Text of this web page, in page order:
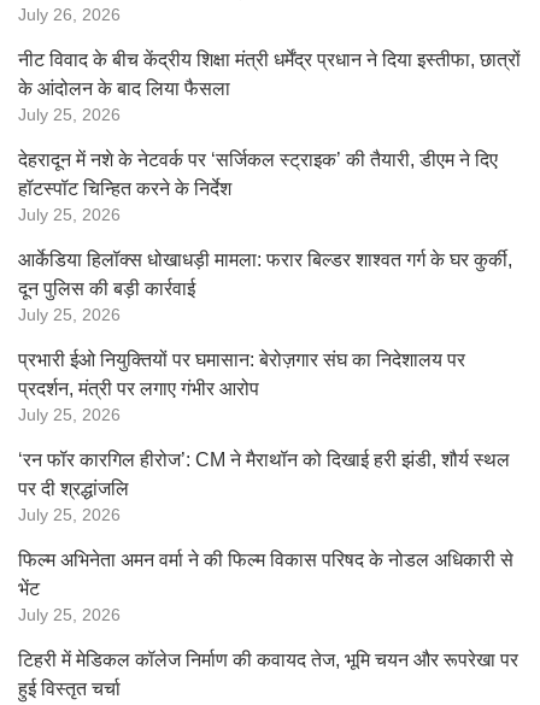
July 26, 2026
नीट विवाद के बीच केंद्रीय शिक्षा मंत्री धर्मेंद्र प्रधान ने दिया इस्तीफा, छात्रों
के आंदोलन के बाद लिया फैसला
July 25, 2026
देहरादून में नशे के नेटवर्क पर ‘सर्जिकल स्ट्राइक’ की तैयारी, डीएम ने दिए
हॉटस्पॉट चिन्हित करने के निर्देश
July 25, 2026
आर्केडिया हिलॉक्स धोखाधड़ी मामला: फरार बिल्डर शाश्वत गर्ग के घर कुर्की,
दून पुलिस की बड़ी कार्रवाई
July 25, 2026
प्रभारी ईओ नियुक्तियों पर घमासान: बेरोज़गार संघ का निदेशालय पर
प्रदर्शन, मंत्री पर लगाए गंभीर आरोप
July 25, 2026
‘रन फॉर कारगिल हीरोज’: CM ने मैराथॉन को दिखाई हरी झंडी, शौर्य स्थल
पर दी श्रद्धांजलि
July 25, 2026
फिल्म अभिनेता अमन वर्मा ने की फिल्म विकास परिषद के नोडल अधिकारी से
भेंट
July 25, 2026
टिहरी में मेडिकल कॉलेज निर्माण की कवायद तेज, भूमि चयन और रूपरेखा पर
हुई विस्तृत चर्चा